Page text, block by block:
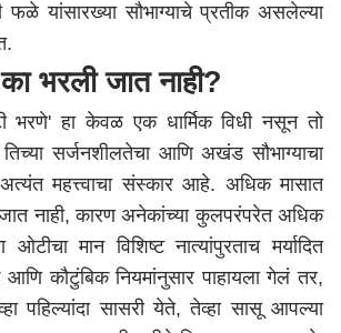
फळे यांसारख्या सौभाग्याचे प्रतीक असलेल्या
भरली जात नाही?
भरणे' हा केवळ एक धार्मिक विधी नसून तो
तिच्या सर्जनशीलतेचा आणि अखंड सौभाग्याचा
महत्त्वाचा संस्कार आहे. अधिक मासात
नाही, कारण अनेकांच्या कुलपरंपरेत अधिक
ओटीचा मान विशिष्ट नात्यांपुरताच मर्यादित
आणि कौटुंबिक नियमांनुसार पाहायला गेलं तर,
पहिल्यांदा सासरी येते, तेव्हा सासू आपल्या